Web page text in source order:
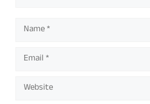
Name
Email
Website